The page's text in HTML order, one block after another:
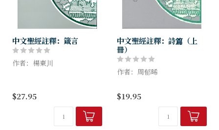
中文聖經註釋：箴言
作者：楊東川
性質注重經文的歷史背景，章
節上下文之連貫，重要字詞之
闡釋，詞句之文法結構，和經
$27.95
中文聖經註釋：詩篇（上
冊）
作者：周郁晞
釋，共計四十二卷。各卷釋義
性質注重經文的歷史背景，章
節上下文之連貫，重要字詞之
闡釋，詞句之文法結構，和經
$19.95